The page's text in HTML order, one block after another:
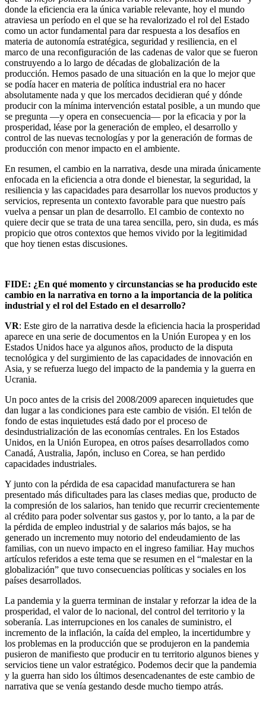
donde la eficiencia era la única variable relevante, hoy el mundo
atraviesa un período en el que se ha revalorizado el rol del Estado
como un actor fundamental para dar respuesta a los desafíos en
materia de autonomía estratégica, seguridad y resiliencia, en el
marco de una reconfiguración de las cadenas de valor que se fueron
construyendo a lo largo de décadas de globalización de la
producción. Hemos pasado de una situación en la que lo mejor que
se podía hacer en materia de política industrial era no hacer
absolutamente nada y que los mercados decidieran qué y dónde
producir con la mínima intervención estatal posible, a un mundo que
se pregunta —y opera en consecuencia— por la eficacia y por la
prosperidad, léase por la generación de empleo, el desarrollo y
control de las nuevas tecnologías y por la generación de formas de
producción con menor impacto en el ambiente.
En resumen, el cambio en la narrativa, desde una mirada únicamente
enfocada en la eficiencia a otra donde el bienestar, la seguridad, la
resiliencia y las capacidades para desarrollar los nuevos productos y
servicios, representa un contexto favorable para que nuestro país
vuelva a pensar un plan de desarrollo. El cambio de contexto no
quiere decir que se trata de una tarea sencilla, pero, sin duda, es más
propicio que otros contextos que hemos vivido por la legitimidad
que hoy tienen estas discusiones.
FIDE: ¿En qué momento y circunstancias se ha producido este
cambio en la narrativa en torno a la importancia de la política
industrial y el rol del Estado en el desarrollo?
VR: Este giro de la narrativa desde la eficiencia hacia la prosperidad
aparece en una serie de documentos en la Unión Europea y en los
Estados Unidos hace ya algunos años, producto de la disputa
tecnológica y del surgimiento de las capacidades de innovación en
Asia, y se refuerza luego del impacto de la pandemia y la guerra en
Ucrania.
Un poco antes de la crisis del 2008/2009 aparecen inquietudes que
dan lugar a las condiciones para este cambio de visión. El telón de
fondo de estas inquietudes está dado por el proceso de
desindustrialización de las economías centrales. En los Estados
Unidos, en la Unión Europea, en otros países desarrollados como
Canadá, Australia, Japón, incluso en Corea, se han perdido
capacidades industriales.
Y junto con la pérdida de esa capacidad manufacturera se han
presentado más dificultades para las clases medias que, producto de
la compresión de los salarios, han tenido que recurrir crecientemente
al crédito para poder solventar sus gastos y, por lo tanto, a la par de
la pérdida de empleo industrial y de salarios más bajos, se ha
generado un incremento muy notorio del endeudamiento de las
familias, con un nuevo impacto en el ingreso familiar. Hay muchos
artículos referidos a este tema que se resumen en el “malestar en la
globalización” que tuvo consecuencias políticas y sociales en los
países desarrollados.
La pandemia y la guerra terminan de instalar y reforzar la idea de la
prosperidad, el valor de lo nacional, del control del territorio y la
soberanía. Las interrupciones en los canales de suministro, el
incremento de la inflación, la caída del empleo, la incertidumbre y
los problemas en la producción que se produjeron en la pandemia
pusieron de manifiesto que producir en tu territorio algunos bienes y
servicios tiene un valor estratégico. Podemos decir que la pandemia
y la guerra han sido los últimos desencadenantes de este cambio de
narrativa que se venía gestando desde mucho tiempo atrás.